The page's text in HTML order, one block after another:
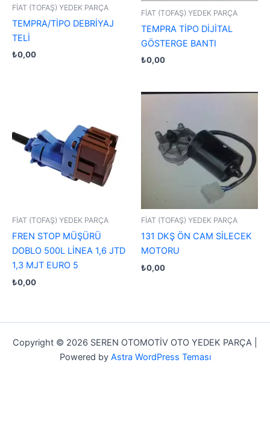
FİAT (TOFAŞ) YEDEK PARÇA
TEMPRA/TİPO DEBRİYAJ
TELİ
₺0,00
FİAT (TOFAŞ) YEDEK PARÇA
TEMPRA TİPO DİJİTAL
GÖSTERGE BANTI
₺0,00
FİAT (TOFAŞ) YEDEK PARÇA
FREN STOP MÜŞÜRÜ
DOBLO 500L LİNEA 1,6 JTD
1,3 MJT EURO 5
₺0,00
FİAT (TOFAŞ) YEDEK PARÇA
131 DKŞ ÖN CAM SİLECEK
MOTORU
₺0,00
Copyright © 2026 SEREN OTOMOTİV OTO YEDEK PARÇA |
Powered by Astra WordPress Teması